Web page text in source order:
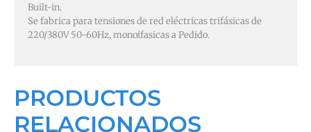
Built-in.
Se fabrica para tensiones de red eléctricas trifásicas de
220/380V 50-60Hz, monoifasicas a Pedido.
PRODUCTOS
RELACIONADOS